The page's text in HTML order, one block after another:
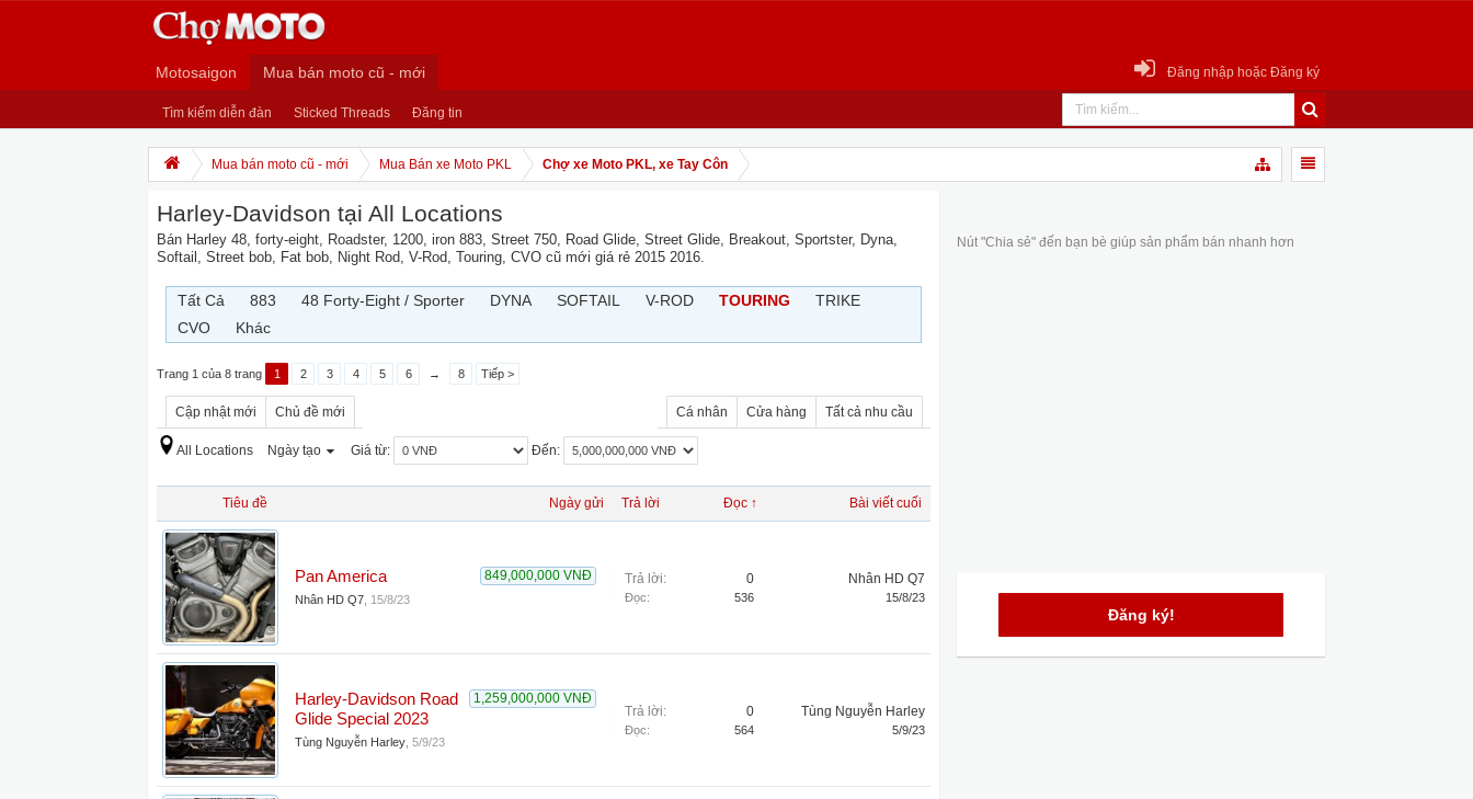
Motosaigon Mua bán moto cũ - mới
Tìm kiếm diễn đàn Sticked Threads Đăng tin
Đăng nhập hoặc Đăng ký
Mua bán moto cũ - mới Mua Bán xe Moto PKL Chợ xe Moto PKL, xe Tay Côn
Harley-Davidson tại All Locations
Bán Harley 48, forty-eight, Roadster, 1200, iron 883, Street 750, Road Glide, Street Glide, Breakout, Sportster, Dyna,
Softail, Street bob, Fat bob, Night Rod, V-Rod, Touring, CVO cũ mới giá rẻ 2015 2016.
Tất Cả 883 48 Forty-Eight / Sporter DYNA SOFTAIL V-ROD TOURING
TRIKE
CVO
Khác
Trang 1 của 8 trang 1 2 3 4 5 6 → 8 Tiếp >
Cập nhật mới Chủ đề mới Cá nhân Cửa hàng Tất cả nhu cầu
All Locations Ngày tạo Giá từ: Đến:
Tiêu đề Ngày gửi Trả lời Đọc ↑ Bài viết cuối
849,000,000 VNĐ
Pan America
Nhân HD Q7 15/8/23
Trả lời: 0
Đọc: 536
Nhân HD Q7
15/8/23
1,259,000,000 VNĐ
Harley-Davidson Road
Glide Special 2023
Tùng Nguyễn Harley 5/9/23
Trả lời: 0
Đọc: 564
Tùng Nguyễn Harley
5/9/23
Nút "Chia sẻ" đến bạn bè giúp sản phẩm bán nhanh hơn
Đăng ký!